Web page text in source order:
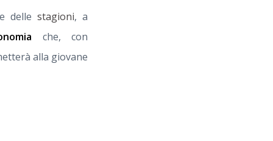
e dellestagioni, a
che, con
alla giovane